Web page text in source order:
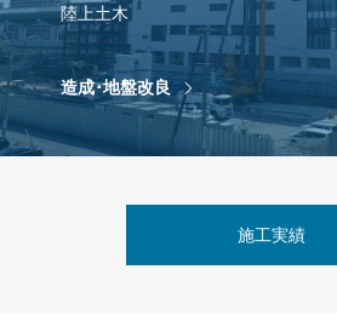
陸上土木
造成･地盤改良
施工実績